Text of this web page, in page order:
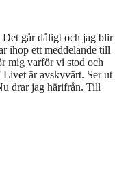
går dåligt och jag blir
ihop ett meddelande till
mig varför vi stod och
Livet är avskyvärt. Ser ut
drar jag härifrån. Till